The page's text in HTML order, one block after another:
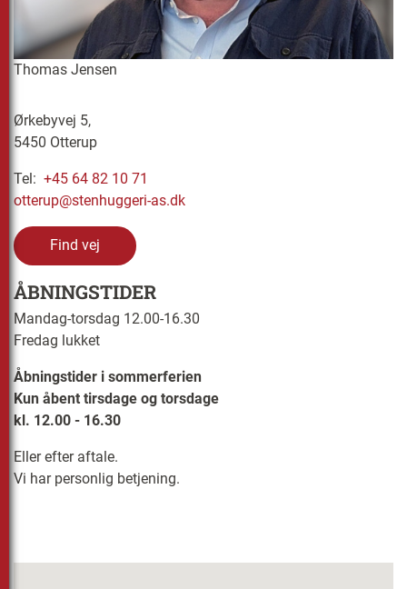
Thomas Jensen
Ørkebyvej 5,
5450 Otterup
Tel: +45 64 82 10 71
otterup@stenhuggeri-as.dk
Find vej
ÅBNINGSTIDER
Mandag-torsdag 12.00-16.30
Fredag lukket
Åbningstider i sommerferien
Kun åbent tirsdage og torsdage
kl. 12.00 - 16.30
Eller efter aftale.
Vi har personlig betjening.